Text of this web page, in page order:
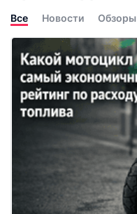
Все Новости Обзоры